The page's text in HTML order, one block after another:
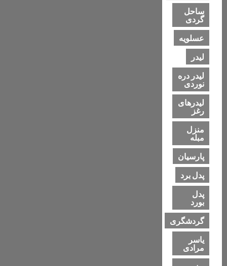
ساحل
گردی
عسلویه
لیدر
لیدر دره
نوردی
لیدرهای
رغز
منزل
مبله
پارسیان
پدل برد
پدل
بورد
گردشگری
یاسر
مرادی